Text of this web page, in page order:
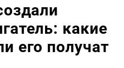
какие
его получат